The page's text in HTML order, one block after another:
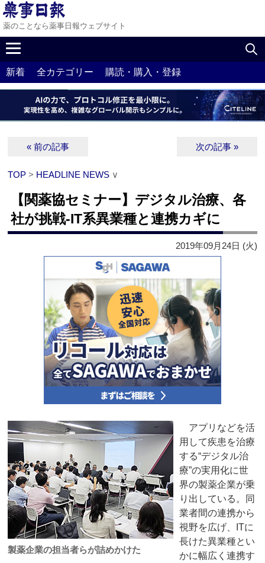
薬のことなら薬事日報ウェブサイト
新着 全カテゴリー 購読・購入・登録
« 前の記事 次の記事 »
TOP > HEADLINE NEWS ∨
【関薬協セミナー】デジタル治療、各
社が挑戦‐IT系異業種と連携カギに
2019年09月24日 (火)
製薬企業の担当者らが詰めかけた
アプリなどを活
用して疾患を治療
する“デジタル治
療”の実用化に世
界の製薬企業が乗
り出している。同
業者間の連携から
視野を広げ、ITに
長けた異業種とい
かに幅広く連携す